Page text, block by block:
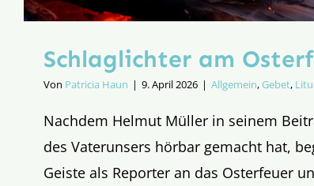
Schlaglichter am
Von Patricia Haun | 9. April 2026 | Allgemein,Gebet,
Nachdem Helmut Müller in seinem
des Vaterunsers hörbar gemacht hat,
Geiste als Reporter an das Osterfeuer